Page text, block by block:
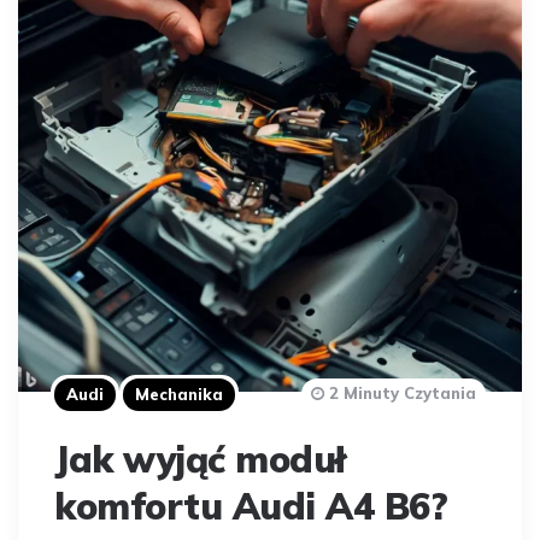
Audi Mechanika
Jak wyjąć moduł
komfortu Audi A4 B6?
2 Minuty Czytania